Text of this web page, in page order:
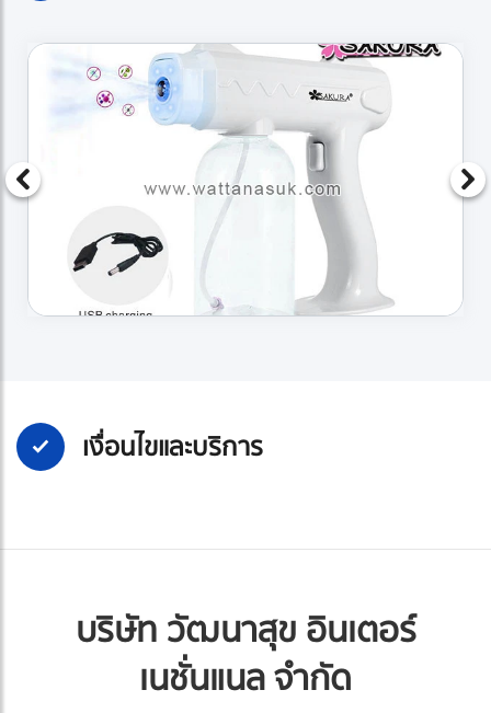
เงื่อนไขและบริการ
บริษัท วัฒนาสุข อินเตอร์
เนชั่นแนล จำกัด